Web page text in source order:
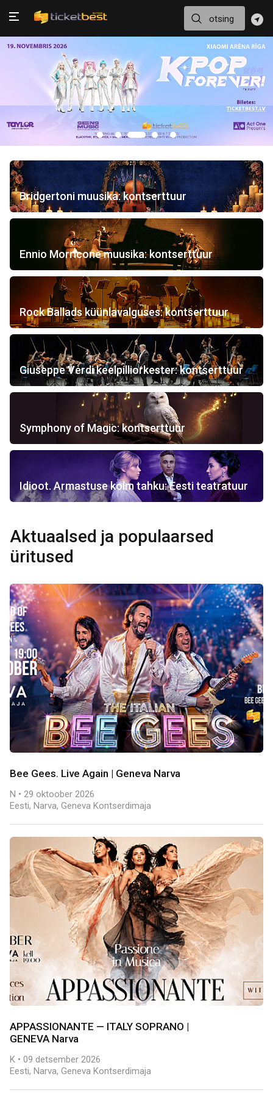
Bridgertoni muusika: kontserttuur
Ennio Morricone muusika: kontserttuur
Rock Ballads küünlavalguses: kontserttuur
Giuseppe Verdi keelpilliorkester: kontserttuur
Symphony of Magic: kontserttuur
Idioot. Armastuse kolm tahku: Eesti teatratuur
Aktuaalsed ja populaarsed
üritused
Bee Gees. Live Again | Geneva Narva
N • 29 oktoober 2026
Eesti, Narva, Geneva Kontserdimaja
APPASSIONANTE — ITALY SOPRANO |
GENEVA Narva
K • 09 detsember 2026
Eesti, Narva, Geneva Kontserdimaja